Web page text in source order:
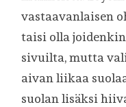
vastaavanlaisen
taisi olla
sivuilta, mutta
aivan liikaa
suolan lisäksi